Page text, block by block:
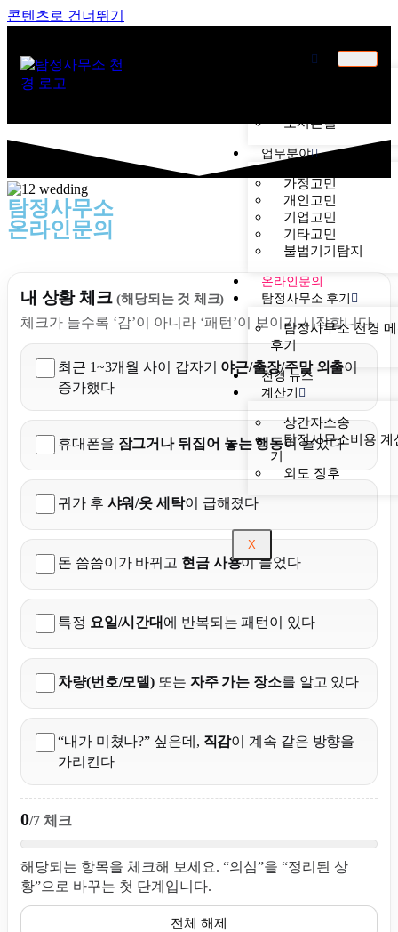
콘텐츠로 건너뛰기
오시는길
업무분야
가정고민
개인고민
기업고민
기타고민
불법기기탐지
온라인문의
탐정사무소 후기
탐정사무소 천경
후기
천경 뉴스
계산기
상간자소송
탐정사무소비용 계
기
외도 징후
X
탐정사무소
온라인문의
내 상황 체크(해당되는 것 체크)
체크가 늘수록 ‘감’이 아니라 ‘패턴’이 보이기 시작합니다.
최근 1~3개월 사이 갑자기 야근/출장/주말 외출이
증가했다
휴대폰을 잠그거나 뒤집어 놓는 행동이 늘었다
귀가 후 샤워/옷 세탁이 급해졌다
돈 씀씀이가 바뀌고 현금 사용이 늘었다
특정 요일/시간대 에 반복되는 패턴이 있다
차량(번호/모델) 또는 자주 가는 장소를 알고 있다
“내가 미쳤나?” 싶은데, 직감이 계속 같은 방향을
가리킨다
0/7 체크
해당되는 항목을 체크해 보세요. “의심”을 “정리된 상
황”으로 바꾸는 첫 단계입니다.
전체 해제